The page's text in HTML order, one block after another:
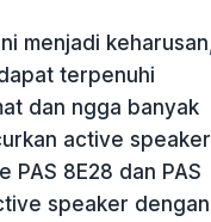
menjadi keharusan,
terpenuhi
dan ngga banyak
active speaker
8E28 dan PAS
speaker dengan